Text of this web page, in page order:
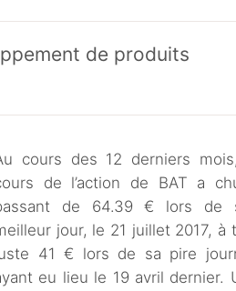
de produits
cours des 12 derniers
de l’action de BAT a
de 64.39 € lors de
jour, le 21 juillet 2017, à
41 € lors de sa pire
eu lieu le 19 avril dernier.